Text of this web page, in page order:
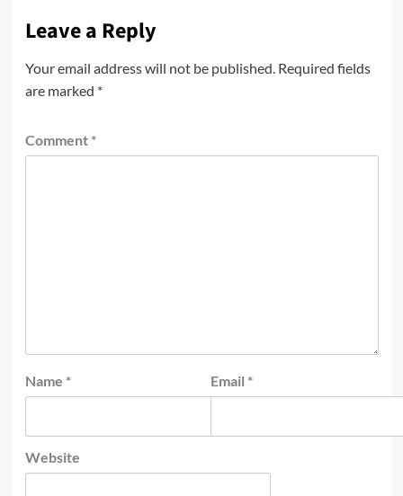
Leave a Reply
Your email address will not be published. Required fields
are marked *
Comment *
Name * Email *
Website